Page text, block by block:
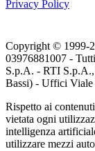
Privacy Policy
Copyright © 1999-
03976881007 -
S.p.A. - RTI S.p.A.,
Bassi) - Uffici Viale
Rispetto ai
vietata ogni
intelligenza
utilizzare mezzi